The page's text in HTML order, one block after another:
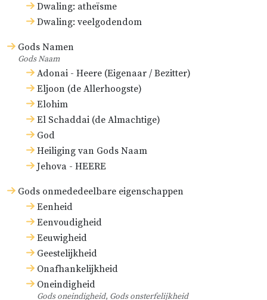
Dwaling: atheïsme
Dwaling: veelgodendom
Gods Namen
Gods Naam
Adonai - Heere (Eigenaar / Bezitter)
Eljoon (de Allerhoogste)
Elohim
El Schaddai (de Almachtige)
God
Heiliging van Gods Naam
Jehova - HEERE
Gods onmededeelbare eigenschappen
Eenheid
Eenvoudigheid
Eeuwigheid
Geestelijkheid
Onafhankelijkheid
Oneindigheid
Gods oneindigheid, Gods onsterfelijkheid